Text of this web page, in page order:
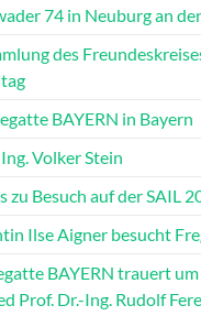
74 in Neuburg an
des
BAYERN in Bayern
Volker Stein
zu Besuch auf der SAIL
Ilse Aigner besucht
BAYERN trauert um
Prof. Dr.-Ing. Rudolf